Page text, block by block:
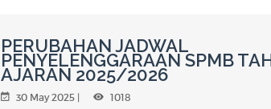
PERUBAHAN JADWAL
PENYELENGGARAAN SPMB
AJARAN 2025/2026
30 May 2025 | 1018